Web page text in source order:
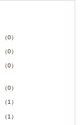
（0）
（0）
（0）
（0）
（1）
（1）